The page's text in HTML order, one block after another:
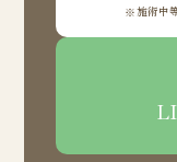
施術中